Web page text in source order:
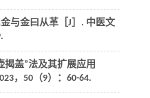
与金曰从革［J］. 中医文
揭盖”法及其扩展应用
， 50（9）：60-64.